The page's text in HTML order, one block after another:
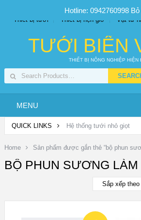
SP PHUN SƯƠNG GIÁ TỐT Bộ
Thiết bị tưới
Thiết bị hẹn giờ Vật tư
TƯỚI BIỂN
THIẾT BỊ NÔNG NGHIỆP HIỆN
MENU
QUICK LINKS Hệ thống tưới nhỏ giọt
Home Sản phẩm được gắn thẻ “bộ phun
BỘ PHUN SƯƠNG LÀM
Hotline: 0942760998